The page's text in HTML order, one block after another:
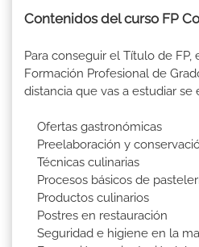
Contenidos del curso FP
Para conseguir el Título de
Formación Profesional de
distancia que vas a estudiar
Ofertas gastronómicas
Preelaboración y
Técnicas culinarias
Procesos básicos de
Productos culinarios
Postres en restauración
Seguridad e higiene en la